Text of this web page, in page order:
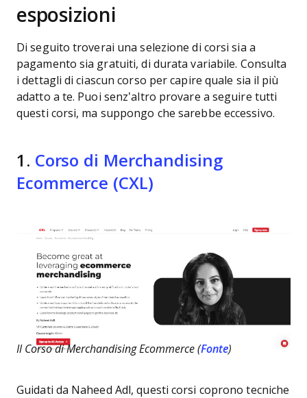
esposizioni
Di seguito troverai una selezione di corsi sia a
pagamento sia gratuiti, di durata variabile. Consulta
i dettagli di ciascun corso per capire quale sia il più
adatto a te. Puoi senz’altro provare a seguire tutti
questi corsi, ma suppongo che sarebbe eccessivo.
1. Corso di Merchandising
Ecommerce (CXL)
Il Corso di Merchandising Ecommerce (Fonte)
Guidati da Naheed Adl, questi corsi coprono tecniche